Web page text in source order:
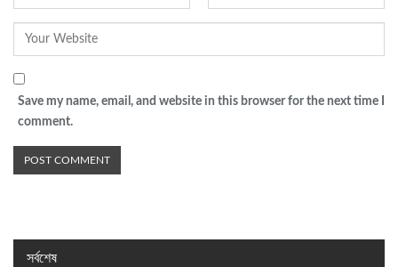
Save my name, email, and website in this browser for the next time I
comment.
সর্বশেষ